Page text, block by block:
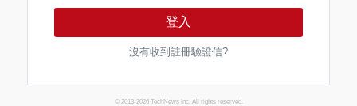
登入
沒有收到註冊驗證信?
© 2013-2026 TechNews Inc. All rights reserved.